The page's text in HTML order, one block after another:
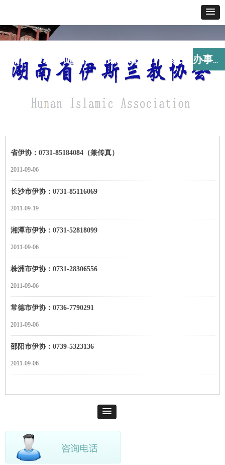
网站首页 通讯报道 政策法规 经典教义 寺貌风采 办事指南
您当前所在位
咨询电话
首页 > 办事指南 >
省伊协：0731-85184084（兼传真）
2011-09-06
长沙市伊协：0731-85116069
2011-09-19
湘潭市伊协：0731-52818099
2011-09-06
株洲市伊协：0731-28306556
2011-09-06
常德市伊协：0736-7790291
2011-09-06
邵阳市伊协：0739-5323136
2011-09-06